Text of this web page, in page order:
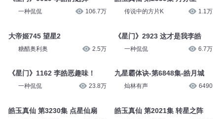
一种侃侃 106.7万
大帝姬745 望星2
糖醋奥利奥 2.5万
《星门》1162 李皓恶趣味！
一种侃侃 23.8万
皓玉真仙 第3230集 点星仙扇
传说中的方片K 1.1万
《星门》2923 这才是我李皓
一种侃侃 6.7万
九星霸体诀-第6848集-皓月城
灿林有声 6490
皓玉真仙 第2021集 转星之阵